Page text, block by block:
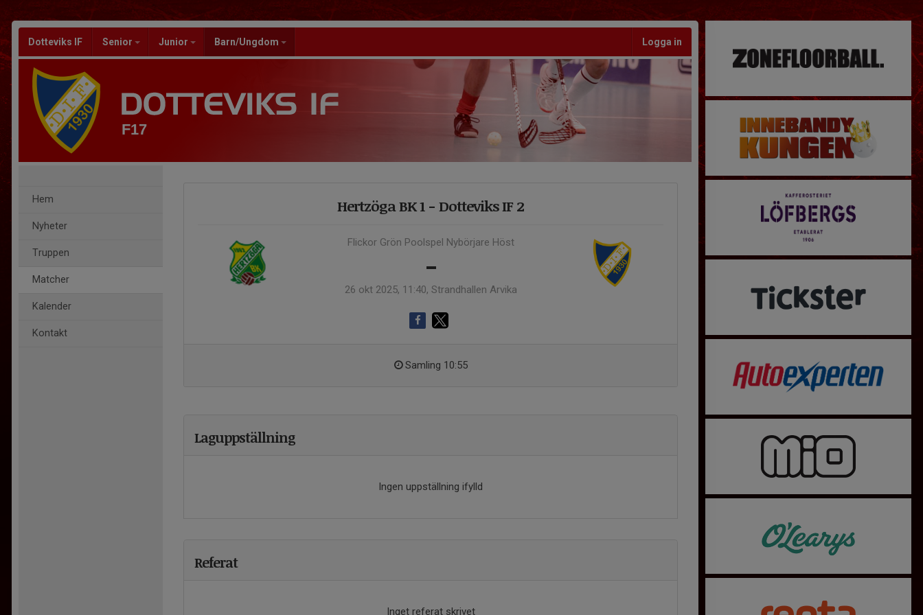
Dotteviks IF Senior Junior Barn/Ungdom Logga in
F17
Hem
Nyheter
Truppen
Matcher
Kalender
Kontakt
Hertzöga BK 1 - Dotteviks IF 2
Flickor Grön Poolspel Nybörjare Höst
-
26 okt 2025, 11:40, Strandhallen Arvika
Samling 10:55
Laguppställning
Ingen uppställning ifylld
Referat
Inget referat skrivet